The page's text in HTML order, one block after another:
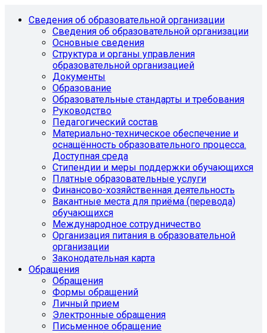
Сведения об образовательной организации
Сведения об образовательной организации
Основные сведения
Структура и органы управления
образовательной организацией
Документы
Образование
Образовательные стандарты и требования
Руководство
Педагогический состав
Материально-техническое обеспечение и
оснащённость образовательного процесса.
Доступная среда
Стипендии и меры поддержки обучающихся
Платные образовательные услуги
Финансово-хозяйственная деятельность
Вакантные места для приёма (перевода)
обучающихся
Международное сотрудничество
Организация питания в образовательной
организации
Законодательная карта
Обращения
Обращения
Формы обращений
Личный прием
Электронные обращения
Письменное обращение